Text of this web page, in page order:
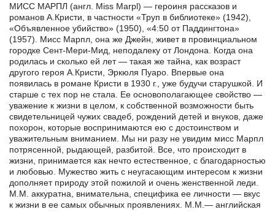
МИСС МАРПЛ (англ. Miss Marpl) — героиня рассказов и
романов А.Кристи, в частности «Труп в библиотеке» (1942),
«Объявленное убийство» (1950), «4:50 от Паддингтона»
(1957). Мисс Марпл, она же Джейн, живет в провинциальном
городке Сент-Мери-Мид, неподалеку от Лондона. Когда она
родилась и сколько ей лет — такая же тайна, как возраст
другого героя А.Кристи, Эркюля Пуаро. Впервые она
появилась в романе Кристи в 1930 г., уже будучи старушкой. И
старше с тех пор не стала. Ее основополагающее свойство —
уважение к жизни в целом, к собственной возможности быть
свидетельницей чужих свадеб, рождений детей и внуков, даже
похорон, которые воспринимаются ею с достоинством и
уважительным вниманием. Мы ни разу не увидим мисс Марпл
потрясенной, рыдающей, разбитой. Все, что происходит в
жизни, принимается как нечто естественное, с благодарностью
и любовью. Мужество жить с неугасающим интересом к жизни
дополняет природу этой пожилой и очень женственной леди.
М.М. аккуратна, внимательна, специфика ее личности — вкус
к жизни в ее самых обычных проявлениях. М.М.— английская